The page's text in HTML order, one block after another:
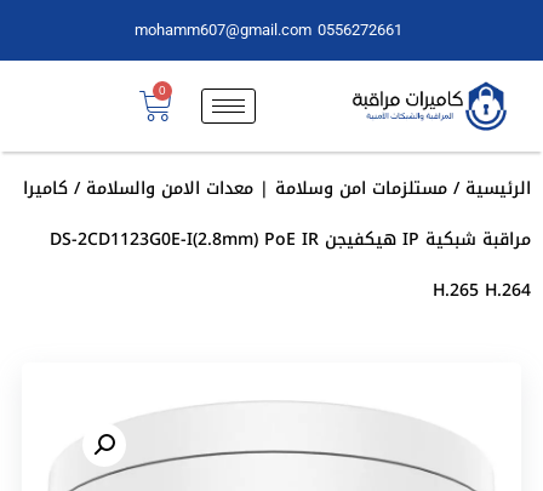
0556272661
mohamm607@gmail.com
0
الرئيسية/مستلزمات امن وسلامة | معدات الامن والسلامة/ كاميرا
مراقبة شبكية IP هيكفيجن DS-2CD1123G0E-I(2.8mm) PoE IR
H.265 H.264